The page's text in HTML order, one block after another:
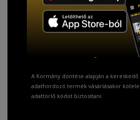
TISZTELT VÁSÁRLÓNK!
Fizetésnél kérje az ingyenes
adatainak biztonsága érdekében!
A Kormány döntése alapján a
adathordozó termék vásárlásakor
adattörlő kódot biztosítani.